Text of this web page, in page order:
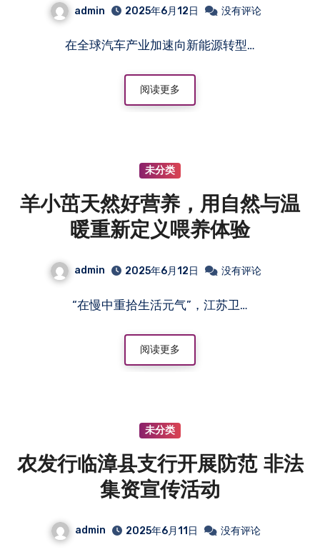
admin 2025年6月12日 没有评论
在全球汽车产业加速向新能源转型…
阅读更多
未分类
羊小茁天然好营养，用自然与温
暖重新定义喂养体验
admin 2025年6月12日 没有评论
“在慢中重拾生活元气”，江苏卫…
阅读更多
未分类
农发行临漳县支行开展防范 非法
集资宣传活动
admin 2025年6月11日 没有评论